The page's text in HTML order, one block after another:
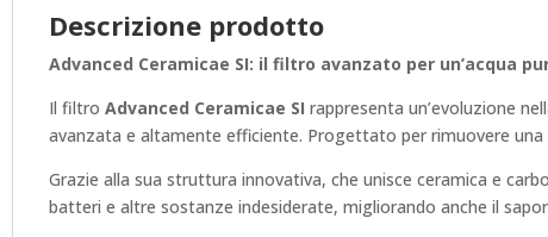
Descrizione prodotto
Advanced Ceramicae SI: il filtro avanzato per un’acqua
Il filtro Advanced Ceramicae SI rappresenta un’evoluzione
avanzata e altamente efficiente. Progettato per rimuovere
Grazie alla sua struttura innovativa, che unisce ceramica e
batteri e altre sostanze indesiderate, migliorando anche il